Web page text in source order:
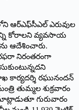
ఆర్‌ఎఫ్‌సీఎల్‌ ఎరువుల
కోరాలని వ్యవసాయ
ఆదేశించారు.
నిరంతరంగా
రఘునందన్‌
తుమ్మల శుక్రవారం
గురువారం